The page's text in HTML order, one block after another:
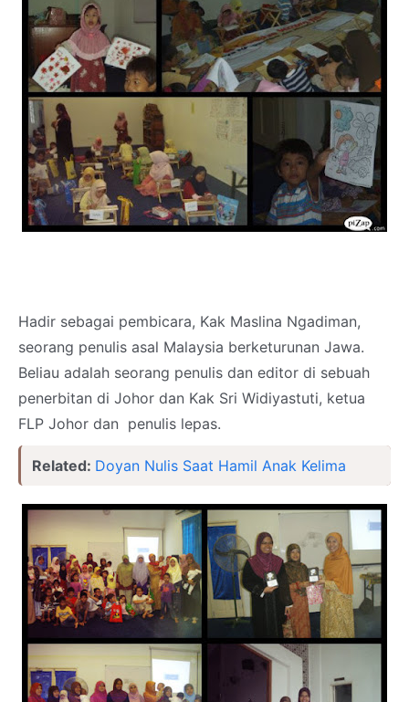
Hadir sebagai pembicara, Kak Maslina Ngadiman,
seorang penulis asal Malaysia berketurunan Jawa.
Beliau adalah seorang penulis dan editor di sebuah
penerbitan di Johor dan Kak Sri Widiyastuti, ketua
FLP Johor dan penulis lepas.
Related: Doyan Nulis Saat Hamil Anak Kelima